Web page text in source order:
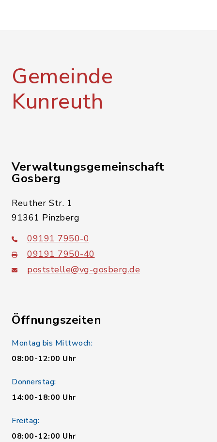
Gemeinde
Kunreuth
Verwaltungsgemeinschaft
Gosberg
Reuther Str. 1
91361 Pinzberg
09191 7950-0
09191 7950-40
poststelle@vg-gosberg.de
Öffnungszeiten
Montag bis Mittwoch:
08:00-12:00 Uhr
Donnerstag:
14:00-18:00 Uhr
Freitag:
08:00-12:00 Uhr